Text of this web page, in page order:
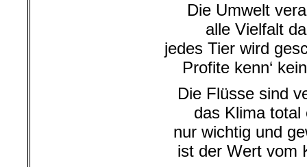
Die Umwelt
alle Vielfalt
jedes Tier wird
Profite kenn‘
Die Flüsse sind
das Klima total
nur wichtig und
ist der Wert vom